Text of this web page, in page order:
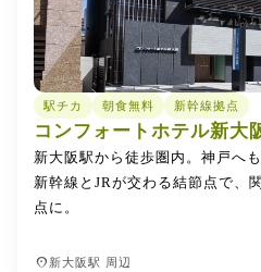
駅チカ 朝食無料 新幹線拠点
コンフォートホテル新大
新大阪駅から徒歩圏内。神戸へ
新幹線とJRが交わる結節点で、
点に。
place 新大阪駅 周辺